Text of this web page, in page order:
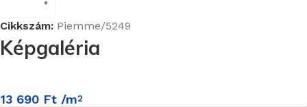
Cikkszám: Piemme/5249
Képgaléria
13 690 Ft /m2